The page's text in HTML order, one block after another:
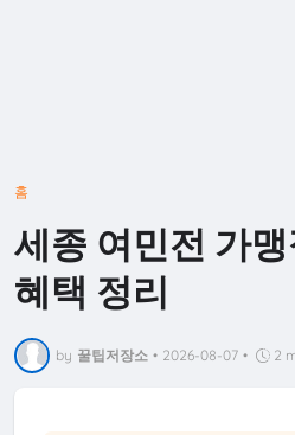
홈
세종 여민전 가
혜택 정리
by 꿀팁저장소 • 2026-08-07 • 2